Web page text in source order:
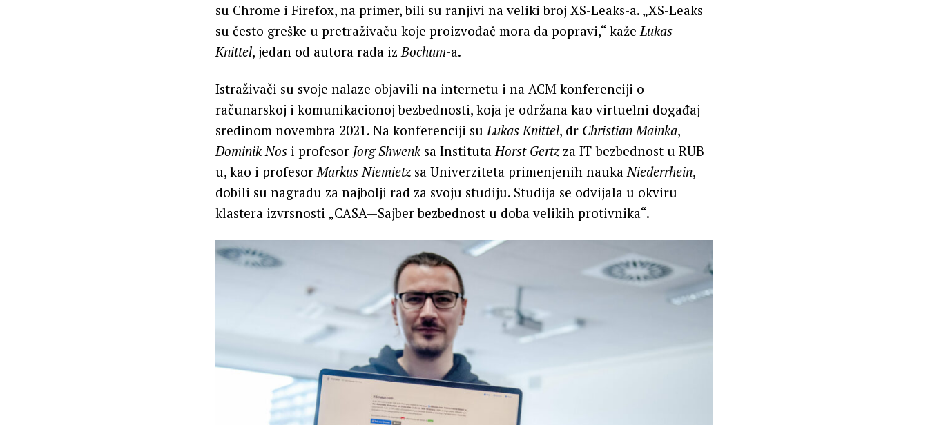
su Chrome i Firefox, na primer, bili su ranjivi na veliki broj XS-Leaks-a. „XS-Leaks
su često greške u pretraživaču koje proizvođač mora da popravi,“ kaže Lukas
Knittel, jedan od autora rada iz Bochum-a.
Istraživači su svoje nalaze objavili na internetu i na ACM konferenciji o
računarskoj i komunikacionoj bezbednosti, koja je održana kao virtuelni događaj
sredinom novembra 2021. Na konferenciji su Lukas Knittel, dr Christian Mainka,
Dominik Nos i profesor Jorg Shwenk sa Instituta Horst Gertzza IT-bezbednost u RUB-
u, kao i profesor Markus Niemietzsa Univerziteta primenjenih nauka Niederrhein,
dobili su nagradu za najbolji rad za svoju studiju. Studija se odvijala u okviru
klastera izvrsnosti „CASA—Sajber bezbednost u doba velikih protivnika“.